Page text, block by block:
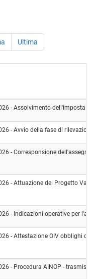
Ultima
- Assolvimento dell'imposta
- Avvio della fase di
- Corresponsione
- Attuazione del Progetto
- Indicazioni operative per
- Attestazione OIV obblighi di
- Procedura AINOP -